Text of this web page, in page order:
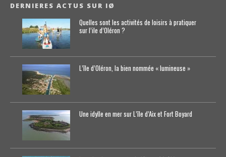
DERNIERES ACTUS SUR IØ
Quelles sont les activités de loisirs à pratiquer
sur l’ile d’Oléron ?
L’île d’Oléron, la bien nommée « lumineuse »
Une idylle en mer sur L’île d’Aix et Fort Boyard